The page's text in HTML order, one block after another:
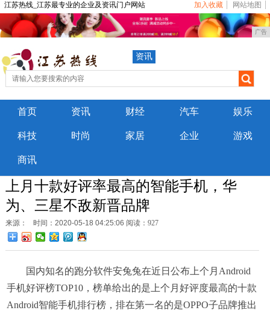
江苏热线_江苏最专业的企业及资讯门户网站 加入收藏 网站地图
广告
资讯
首页 资讯 财经 汽车 娱乐
科技 时尚 家居 企业 游戏
商讯
上月十款好评率最高的智能手机，华
为、三星不敌新晋品牌
来源： 时间：2020-05-18 04:25:06 阅读：927
国内知名的跑分软件安兔兔在近日公布上个月Android
手机好评榜TOP10，榜单给出的是上个月好评度最高的十款
Android智能手机排行榜，排在第一名的是OPPO子品牌推出